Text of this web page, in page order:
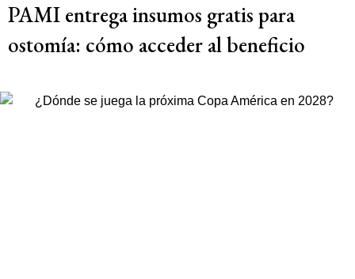
PAMI entrega insumos gratis para
ostomía: cómo acceder al beneficio